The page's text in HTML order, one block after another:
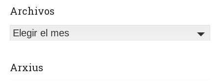
Archivos
Elegir el mes
Arxius